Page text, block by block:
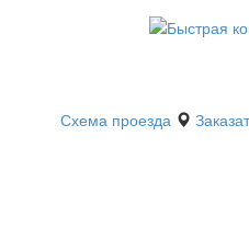
Схема проезда